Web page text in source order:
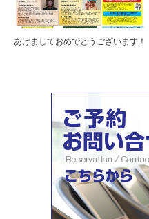
あけましておめでとうございます！